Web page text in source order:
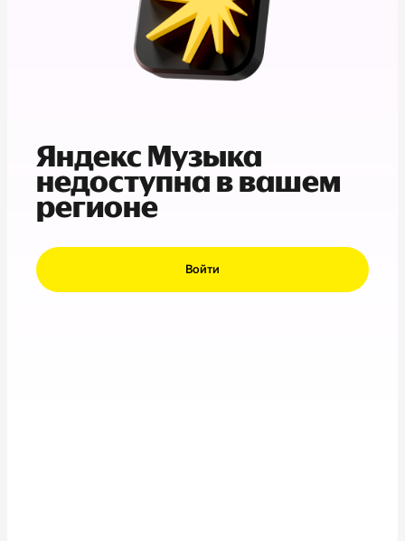
Яндекс Музыка
недоступна в вашем
регионе
Войти